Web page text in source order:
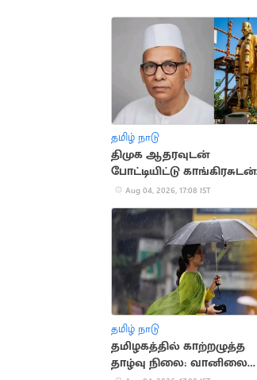
தமிழ் நாடு
திமுக ஆதரவுடன்
போட்டியிட்டு காங்கிரசுடன்
இணைந்த காமன்வீல் கட்சி
Aug 04, 2026, 17:08 IST
தமிழ் நாடு
தமிழகத்தில் காற்றழுத்த
தாழ்வு நிலை: வானிலை